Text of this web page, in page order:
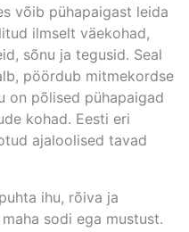
võib pühapaigast leida
ilmselt väekohad,
sõnu ja tegusid. Seal
pöördub mitmekordse
on põlised pühapaigad
kohad. Eesti eri
ajaloolised tavad
ihu, rõiva ja
sodi ega mustust.